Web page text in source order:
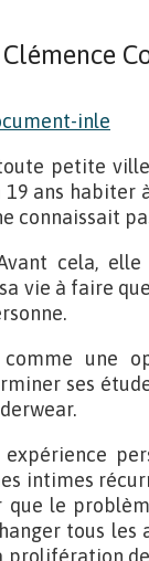
petite
ans habiter
connaissait
cela,
vie à faire
une
ses
intimes
que le
tous